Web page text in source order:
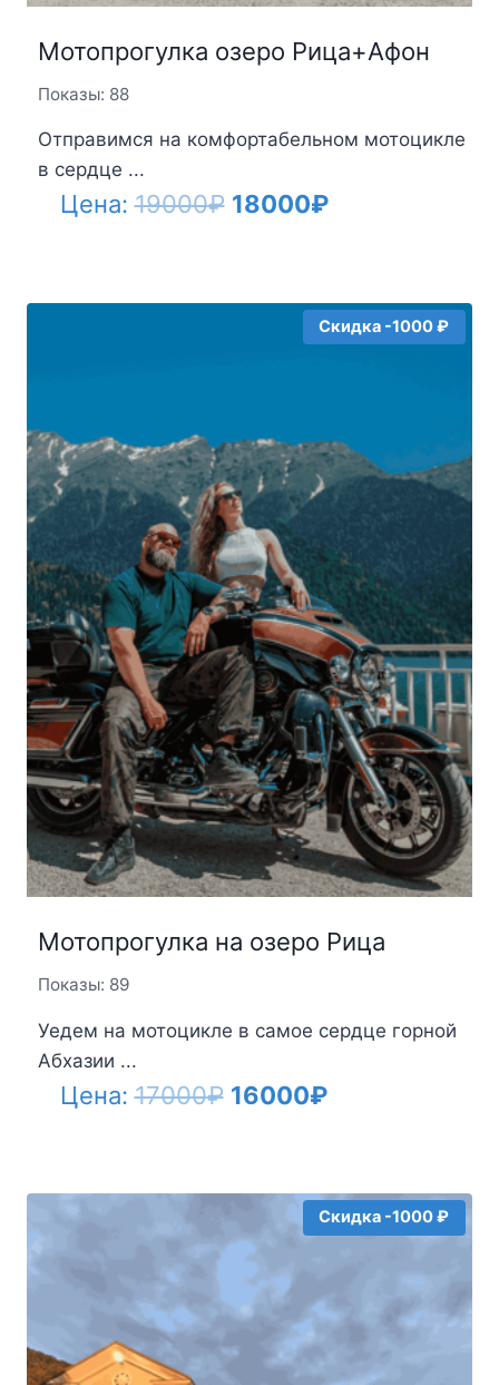
Мотопрогулка озеро Рица+Афон
Показы: 88
Отправимся на комфортабельном мотоцикле
в сердце ...
Цена:19000₽ Первоначальная
19000₽.
18000₽Текущая
Скидка -1000 ₽
Мотопрогулка на озеро Рица
Показы: 89
Уедем на мотоцикле в самое сердце горной
Абхазии ...
Цена:17000₽ Первоначальная
17000₽.
16000₽Текущая
Скидка -1000 ₽